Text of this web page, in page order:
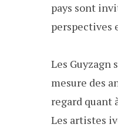
pays sont
perspectives
Les Guyzagn
mesure des
regard quant
Les artistes